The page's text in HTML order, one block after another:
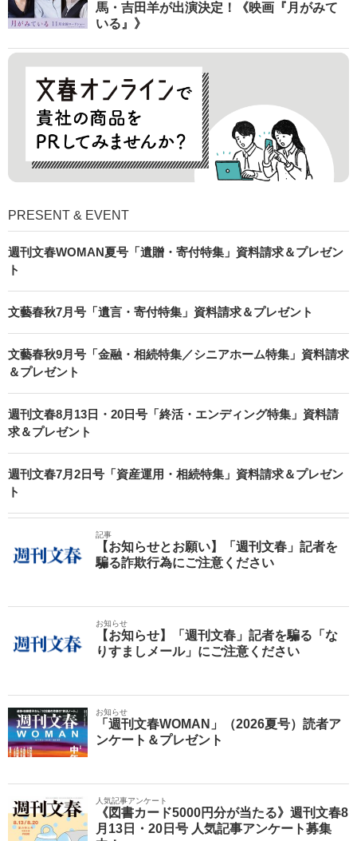
馬・吉田羊が出演決定！《映画『月がみて
いる』》
PRESENT & EVENT
週刊文春WOMAN夏号「遺贈・寄付特集」資料請求＆プレゼン
ト
文藝春秋7月号「遺言・寄付特集」資料請求＆プレゼント
文藝春秋9月号「金融・相続特集／シニアホーム特集」資料請求
＆プレゼント
週刊文春8月13日・20日号「終活・エンディング特集」資料請
求＆プレゼント
週刊文春7月2日号「資産運用・相続特集」資料請求＆プレゼン
ト
記事
【お知らせとお願い】「週刊文春」記者を
騙る詐欺行為にご注意ください
お知らせ
【お知らせ】「週刊文春」記者を騙る「な
りすましメール」にご注意ください
お知らせ
「週刊文春WOMAN」（2026夏号）読者ア
ンケート＆プレゼント
人気記事アンケート
《図書カード5000円分が当たる》週刊文春8
月13日・20日号 人気記事アンケート募集